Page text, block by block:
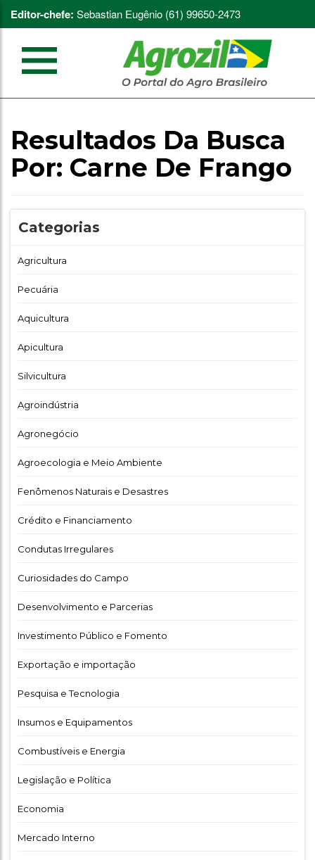
Editor-chefe: Sebastian Eugênio (61) 99650-2473
Resultados Da Busca
Por: Carne De Frango
Categorias
Agricultura
Pecuária
Aquicultura
Apicultura
Silvicultura
Agroindústria
Agronegócio
Agroecologia e Meio Ambiente
Fenômenos Naturais e Desastres
Crédito e Financiamento
Condutas Irregulares
Curiosidades do Campo
Desenvolvimento e Parcerias
Investimento Público e Fomento
Exportação e importação
Pesquisa e Tecnologia
Insumos e Equipamentos
Combustíveis e Energia
Legislação e Política
Economia
Mercado Interno